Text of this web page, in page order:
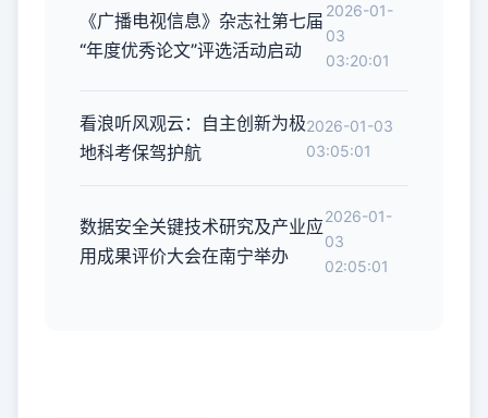
《广播电视信息》杂志社第七届
“年度优秀论文”评选活动启动
2026-01-
03
03:20:01
看浪听风观云：自主创新为极
地科考保驾护航
2026-01-03
03:05:01
数据安全关键技术研究及产业应
用成果评价大会在南宁举办
2026-01-
03
02:05:01